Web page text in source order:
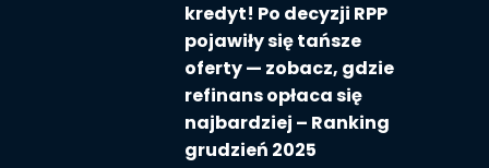
kredyt! Po decyzji RPP
pojawiły się tańsze
oferty — zobacz, gdzie
refinans opłaca się
najbardziej – Ranking
grudzień 2025